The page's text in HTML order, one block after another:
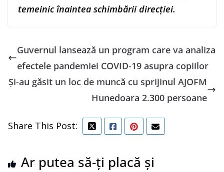
temeinic înaintea schimbării direcției.
Guvernul lansează un program care va analiza
efectele pandemiei COVID-19 asupra copiilor
Și-au găsit un loc de muncă cu sprijinul AJOFM
Hunedoara 2.300 persoane
Share This Post:
Ar putea să-ți placă și